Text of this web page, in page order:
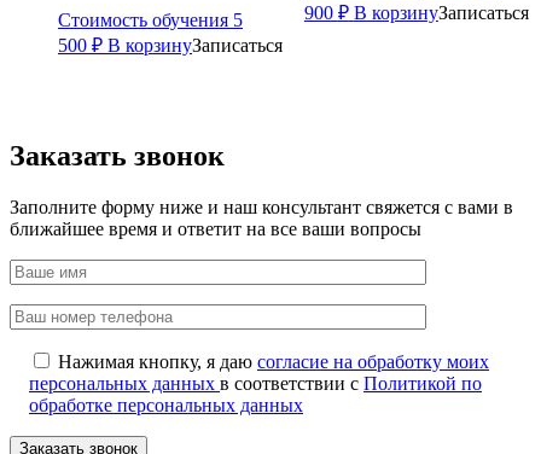
Стоимость обучения 5
500 ₽ В корзинуЗаписаться
900 ₽ В корзинуЗаписаться
Заказать звонок
Заполните форму ниже и наш консультант свяжется с вами в
ближайшее время и ответит на все ваши вопросы
Нажимая кнопку, я даю согласие на обработку моих
персональных данных в соответствии с Политикой по
обработке персональных данных